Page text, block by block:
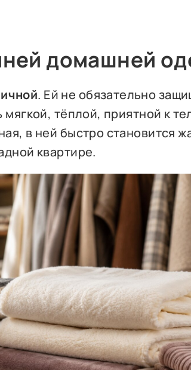
домашней
. Ей не обязательно
тёплой, приятной к
в ней быстро становится
квартире.